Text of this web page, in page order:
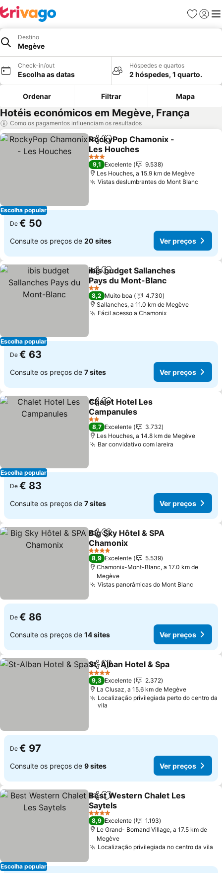
Favoritos
Iniciar
Destino
Megève
Check-in/out
Escolha as datas
Hóspedes e quartos
2 hóspedes, 1 quarto.
Ordenar Filtrar Mapa
Hotéis económicos em Megève, França
Como os pagamentos influenciam os resultados
Escolha popular
PartilharAdicionar aos favoritos
RockyPop Chamonix -
Les Houches
3 Estrelas
9,1 Excelente
9.538
Les Houches, a 15.9 km de Megève
Vistas deslumbrantes do Mont Blanc
De € 50
Consulte os preços de 20 sites Ver preços
Escolha popular
PartilharAdicionar aos favoritos
ibis budget Sallanches
Pays du Mont-Blanc
2 Estrelas
8,2 Muito boa
4.730
Sallanches, a 11.0 km de Megève
Fácil acesso a Chamonix
De € 63
Consulte os preços de 7 sites Ver preços
Escolha popular
PartilharAdicionar aos favoritos
Chalet Hotel Les
Campanules
2 Estrelas
8,7 Excelente
3.732
Les Houches, a 14.8 km de Megève
Bar convidativo com lareira
De € 83
Consulte os preços de 7 sites Ver preços
PartilharAdicionar aos favoritos
Big Sky Hôtel & SPA
Chamonix
4 Estrelas
8,9 Excelente
5.539
Chamonix-Mont-Blanc, a 17.0 km de
Megève
Vistas panorâmicas do Mont Blanc
De € 86
Consulte os preços de 14 sites Ver preços
PartilharAdicionar aos favoritos
St-Alban Hotel & Spa
4 Estrelas
9,3 Excelente
2.372
La Clusaz, a 15.6 km de Megève
Localização privilegiada perto do centro da
vila
De € 97
Consulte os preços de 9 sites Ver preços
Escolha popular
PartilharAdicionar aos favoritos
Best Western Chalet Les
Saytels
4 Estrelas
8,9 Excelente
1.193
Le Grand- Bornand Village, a 17.5 km de
Megève
Localização privilegiada no centro da vila